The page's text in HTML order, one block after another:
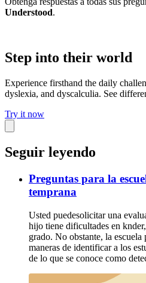
Understood.
Step into their world
Experience firsthand the daily
dyslexia, and dyscalculia. See
Try it now
Seguir leyendo
Preguntas para la
temprana
Usted puedesolicitar una
hijo tiene dificultades en
grado. No obstante, la
maneras de identificar a los
de lo que se conoce como